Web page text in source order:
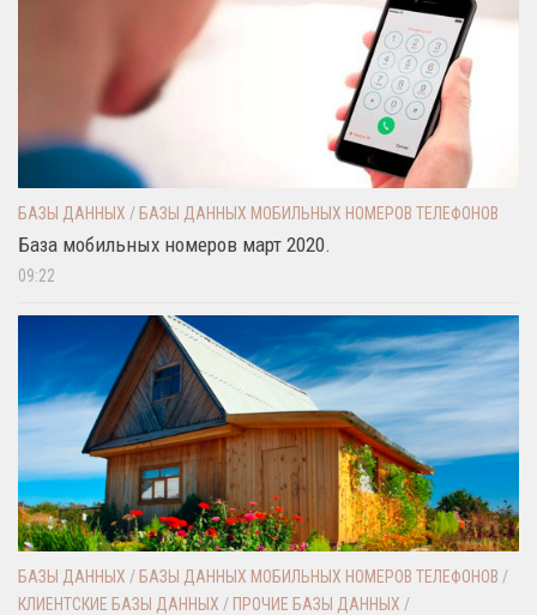
БАЗЫ ДАННЫХ / БАЗЫ ДАННЫХ МОБИЛЬНЫХ НОМЕРОВ ТЕЛЕФОНОВ
База мобильных номеров март 2020.
09:22
БАЗЫ ДАННЫХ / БАЗЫ ДАННЫХ МОБИЛЬНЫХ НОМЕРОВ ТЕЛЕФОНОВ /
КЛИЕНТСКИЕ БАЗЫ ДАННЫХ / ПРОЧИЕ БАЗЫ ДАННЫХ /